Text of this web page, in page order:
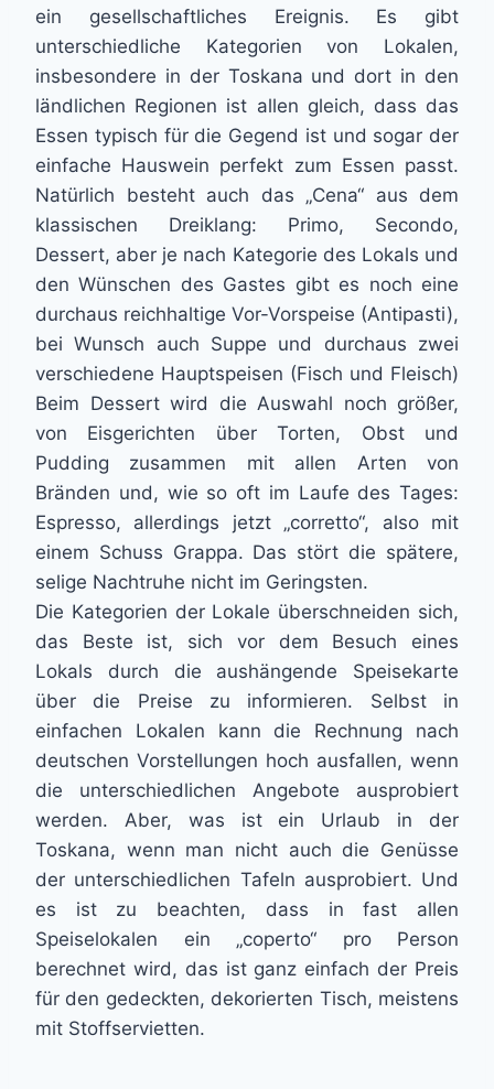
ein gesellschaftliches Ereignis. Es gibt
unterschiedliche Kategorien von Lokalen,
insbesondere in der Toskana und dort in den
ländlichen Regionen ist allen gleich, dass das
Essen typisch für die Gegend ist und sogar der
einfache Hauswein perfekt zum Essen passt.
Natürlich besteht auch das „Cena“ aus dem
klassischen Dreiklang: Primo, Secondo,
Dessert, aber je nach Kategorie des Lokals und
den Wünschen des Gastes gibt es noch eine
durchaus reichhaltige Vor-Vorspeise (Antipasti),
bei Wunsch auch Suppe und durchaus zwei
verschiedene Hauptspeisen (Fisch und Fleisch)
Beim Dessert wird die Auswahl noch größer,
von Eisgerichten über Torten, Obst und
Pudding zusammen mit allen Arten von
Bränden und, wie so oft im Laufe des Tages:
Espresso, allerdings jetzt „corretto“, also mit
einem Schuss Grappa. Das stört die spätere,
selige Nachtruhe nicht im Geringsten.
Die Kategorien der Lokale überschneiden sich,
das Beste ist, sich vor dem Besuch eines
Lokals durch die aushängende Speisekarte
über die Preise zu informieren. Selbst in
einfachen Lokalen kann die Rechnung nach
deutschen Vorstellungen hoch ausfallen, wenn
die unterschiedlichen Angebote ausprobiert
werden. Aber, was ist ein Urlaub in der
Toskana, wenn man nicht auch die Genüsse
der unterschiedlichen Tafeln ausprobiert. Und
es ist zu beachten, dass in fast allen
Speiselokalen ein „coperto“ pro Person
berechnet wird, das ist ganz einfach der Preis
für den gedeckten, dekorierten Tisch, meistens
mit Stoffservietten.